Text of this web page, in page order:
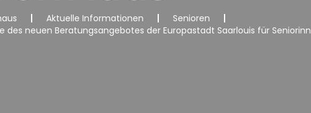
Aktuelle Informationen
Senioren
des neuen Beratungsangebotes der Europastadt Saarlouis für